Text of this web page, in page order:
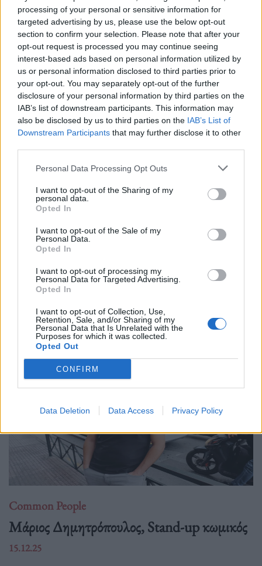
processing of your personal or sensitive information for
targeted advertising by us, please use the below opt-out
section to confirm your selection. Please note that after your
opt-out request is processed you may continue seeing
interest-based ads based on personal information utilized by
us or personal information disclosed to third parties prior to
your opt-out. You may separately opt-out of the further
disclosure of your personal information by third parties on the
IAB’s list of downstream participants. This information may
also be disclosed by us to third parties on the IAB’s List of
Downstream Participants that may further disclose it to other
Personal Data Processing Opt Outs
I want to opt-out of the Sharing of my
personal data.
Opted In
I want to opt-out of the Sale of my
Personal Data.
Opted In
I want to opt-out of processing my
Personal Data for Targeted Advertising.
Opted In
I want to opt-out of Collection, Use,
Retention, Sale, and/or Sharing of my
Personal Data that Is Unrelated with the
Purposes for which it was collected.
Opted Out
CONFIRM
Data Deletion Data Access Privacy Policy
Το Olafaq περπατά στους δρόμους της Αθήνας και
ανακαλύπτει τη μαγεία που κρύβεται στις καθημερινές
ιστορίες των απλών ανθρώπων.
Common People
Ευθύμης Κάλφας, Ραδιοφωνικός παραγωγός
22.12.25
ανακαλύπτει τη μαγεία που κρύβεται στις καθημερινές
ιστορίες των απλών ανθρώπων.
Common People
Mάριος Δημητρόπουλος, Stand-up κωμικός
15.12.25